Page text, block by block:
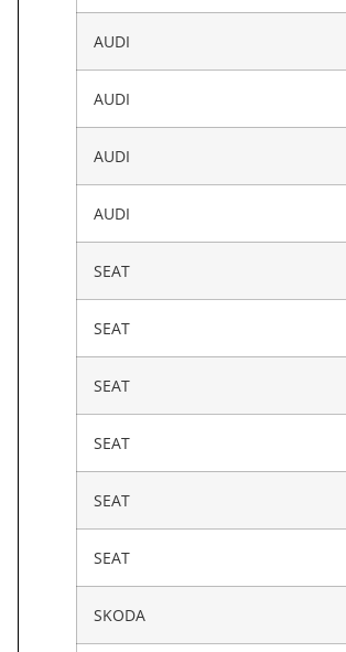
AUDI
AUDI
AUDI
AUDI
SEAT
SEAT
SEAT
SEAT
SEAT
SEAT
SKODA